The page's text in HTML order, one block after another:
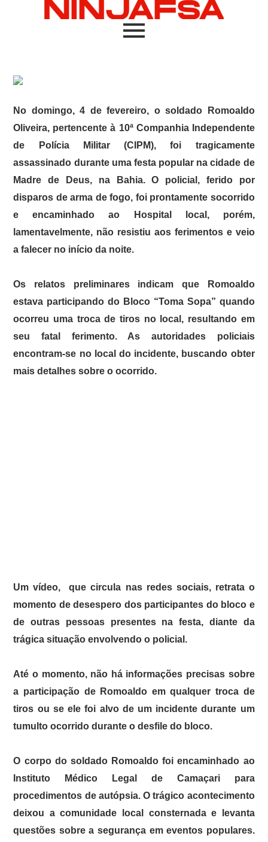
No domingo, 4 de fevereiro, o soldado Romoaldo
Oliveira, pertencente à 10ª Companhia Independente
de Polícia Militar (CIPM), foi tragicamente
assassinado durante uma festa popular na cidade de
Madre de Deus, na Bahia. O policial, ferido por
disparos de arma de fogo, foi prontamente socorrido
e encaminhado ao Hospital local, porém,
lamentavelmente, não resistiu aos ferimentos e veio
a falecer no início da noite.
Os relatos preliminares indicam que Romoaldo
estava participando do Bloco “Toma Sopa” quando
ocorreu uma troca de tiros no local, resultando em
seu fatal ferimento. As autoridades policiais
encontram-se no local do incidente, buscando obter
mais detalhes sobre o ocorrido.
Um vídeo, que circula nas redes sociais, retrata o
momento de desespero dos participantes do bloco e
de outras pessoas presentes na festa, diante da
trágica situação envolvendo o policial.
Até o momento, não há informações precisas sobre
a participação de Romoaldo em qualquer troca de
tiros ou se ele foi alvo de um incidente durante um
tumulto ocorrido durante o desfile do bloco.
O corpo do soldado Romoaldo foi encaminhado ao
Instituto Médico Legal de Camaçari para
procedimentos de autópsia. O trágico acontecimento
deixou a comunidade local consternada e levanta
questões sobre a segurança em eventos populares.